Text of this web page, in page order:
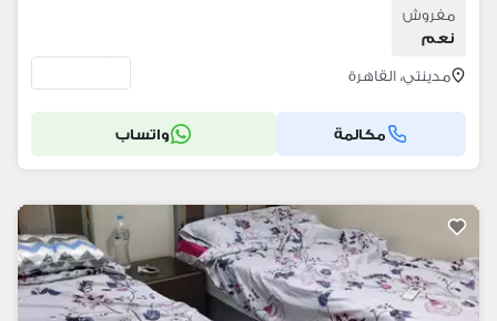
مفروش
نعم
مدينتي، القاهرة
مكالمة واتساب